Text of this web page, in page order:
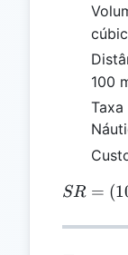
100
SR = (